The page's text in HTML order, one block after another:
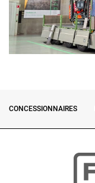
CONCESSIONNAIRES